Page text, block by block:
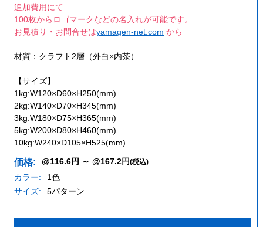
追加費用にて
100枚からロゴマークなどの名入れが可能です。
お見積り・お問合せはyamagen-net.com から
材質：クラフト2層（外白×内茶）
【サイズ】
1kg:W120×D60×H250(mm)
2kg:W140×D70×H345(mm)
3kg:W180×D75×H365(mm)
5kg:W200×D80×H460(mm)
10kg:W240×D105×H525(mm)
価格: @116.6円 ～ @167.2円(税込)
カラー:
1色
サイズ:
5パターン